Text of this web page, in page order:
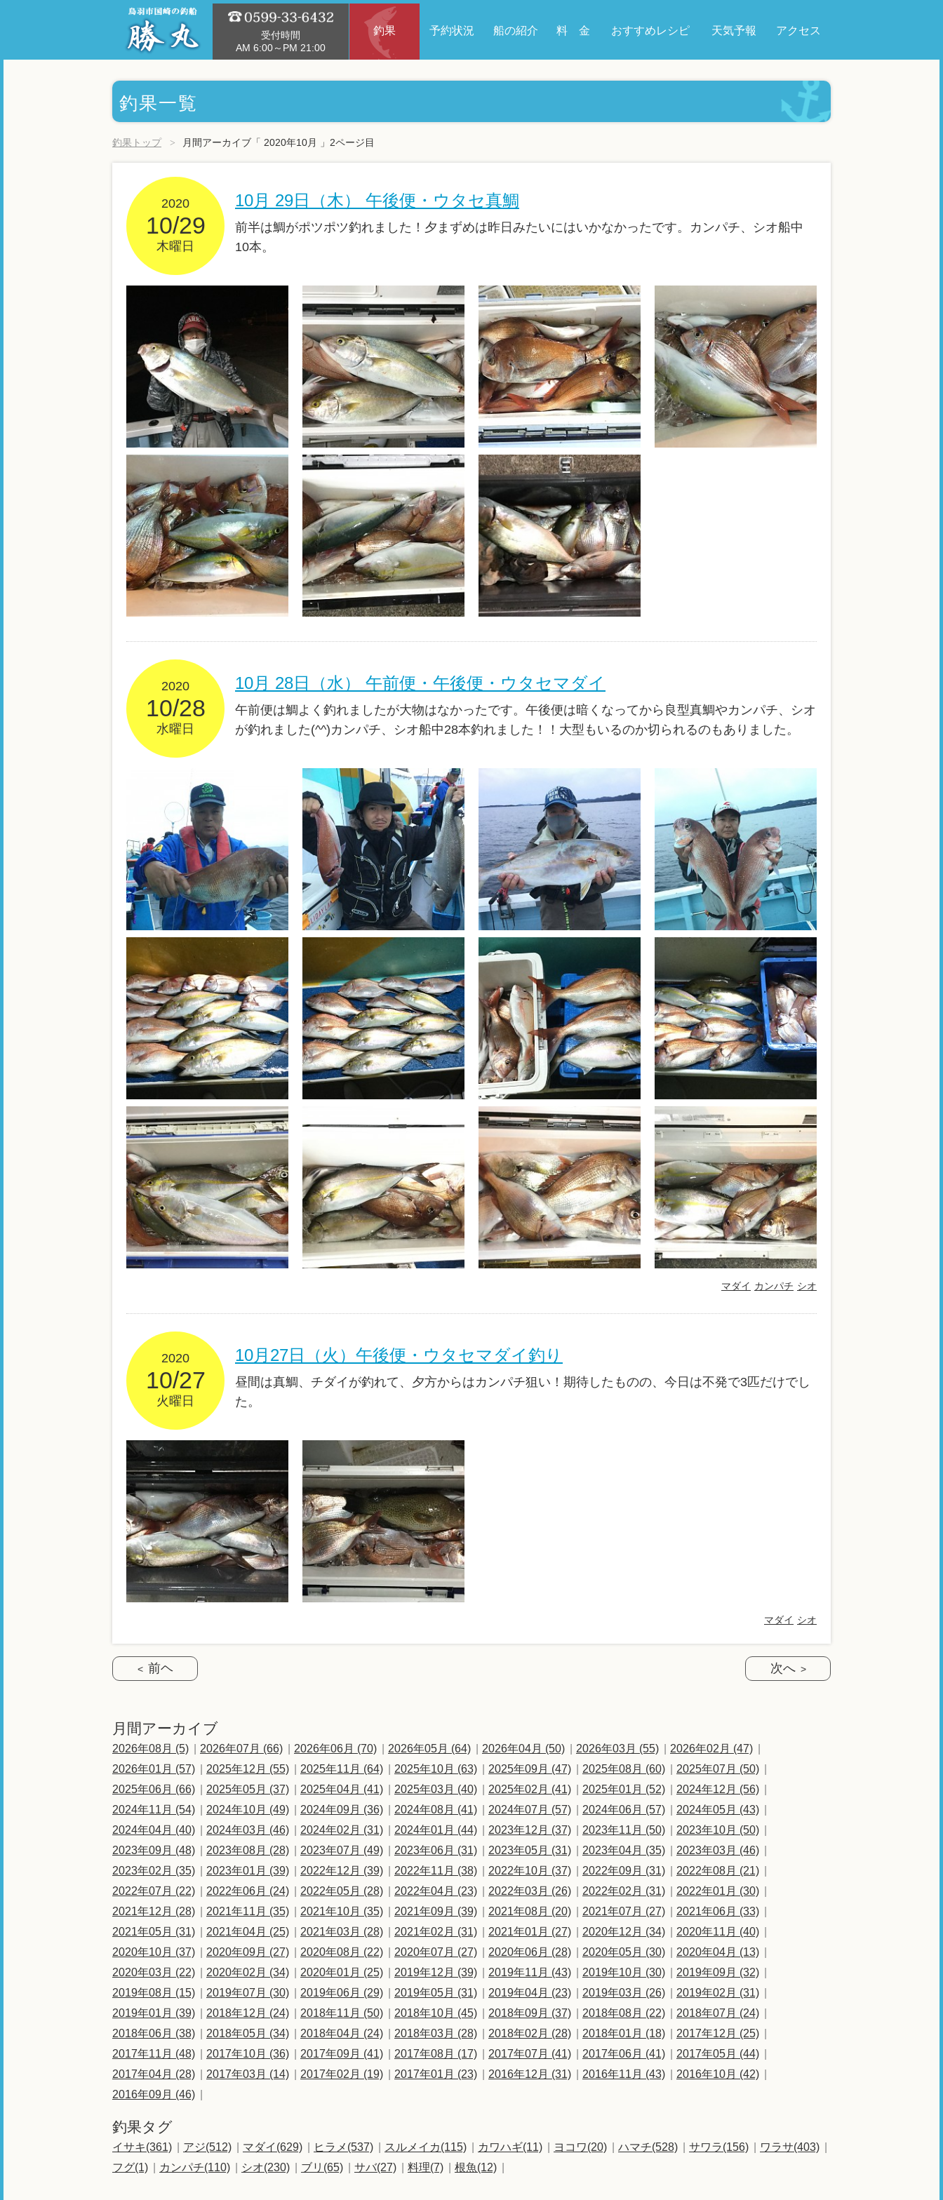
受付時間
AM 6:00～PM 21:00
釣果 予約状況 船の紹介 料 金 おすすめレシピ 天気予報 アクセス
釣果一覧
釣果トップ 月間アーカイブ「 2020年10月 」2ページ目
2020
10/29
木曜日
10月 29日（木） 午後便・ウタセ真鯛
前半は鯛がポツポツ釣れました！夕まずめは昨日みたいにはいかなかったです。カンパチ、シオ船中
10本。
2020
10/28
水曜日
10月 28日（水） 午前便・午後便・ウタセマダイ
午前便は鯛よく釣れましたが大物はなかったです。午後便は暗くなってから良型真鯛やカンパチ、シオ
が釣れました(^^)カンパチ、シオ船中28本釣れました！！大型もいるのか切られるのもありました。
マダイ カンパチ シオ
2020
10/27
火曜日
10月27日（火）午後便・ウタセマダイ釣り
昼間は真鯛、チダイが釣れて、夕方からはカンパチ狙い！期待したものの、今日は不発で3匹だけでし
た。
マダイ シオ
前ヘ 次へ
月間アーカイブ
2026年08月 (5) 2026年07月 (66) 2026年06月 (70) 2026年05月 (64) 2026年04月 (50) 2026年03月 (55)
2026年02月 (47)
2026年01月 (57)
2025年12月 (55) 2025年11月 (64) 2025年10月 (63) 2025年09月 (47) 2025年08月 (60)
2025年07月 (50)
2025年06月 (66)
2025年05月 (37) 2025年04月 (41) 2025年03月 (40) 2025年02月 (41) 2025年01月 (52)
2024年12月 (56)
2024年11月 (54)
2024年10月 (49) 2024年09月 (36) 2024年08月 (41) 2024年07月 (57) 2024年06月 (57)
2024年05月 (43)
2024年04月 (40)
2024年03月 (46) 2024年02月 (31) 2024年01月 (44) 2023年12月 (37) 2023年11月 (50)
2023年10月 (50)
2023年09月 (48)
2023年08月 (28) 2023年07月 (49) 2023年06月 (31) 2023年05月 (31) 2023年04月 (35)
2023年03月 (46)
2023年02月 (35)
2023年01月 (39) 2022年12月 (39) 2022年11月 (38) 2022年10月 (37) 2022年09月 (31)
2022年08月 (21)
2022年07月 (22)
2022年06月 (24) 2022年05月 (28) 2022年04月 (23) 2022年03月 (26) 2022年02月 (31)
2022年01月 (30)
2021年12月 (28)
2021年11月 (35) 2021年10月 (35) 2021年09月 (39) 2021年08月 (20) 2021年07月 (27)
2021年06月 (33)
2021年05月 (31)
2021年04月 (25) 2021年03月 (28) 2021年02月 (31) 2021年01月 (27) 2020年12月 (34)
2020年11月 (40)
2020年10月 (37)
2020年09月 (27) 2020年08月 (22) 2020年07月 (27) 2020年06月 (28) 2020年05月 (30)
2020年04月 (13)
2020年03月 (22)
2020年02月 (34) 2020年01月 (25) 2019年12月 (39) 2019年11月 (43) 2019年10月 (30)
2019年09月 (32)
2019年08月 (15)
2019年07月 (30) 2019年06月 (29) 2019年05月 (31) 2019年04月 (23) 2019年03月 (26)
2019年02月 (31)
2019年01月 (39)
2018年12月 (24) 2018年11月 (50) 2018年10月 (45) 2018年09月 (37) 2018年08月 (22)
2018年07月 (24)
2018年06月 (38)
2018年05月 (34) 2018年04月 (24) 2018年03月 (28) 2018年02月 (28) 2018年01月 (18)
2017年12月 (25)
2017年11月 (48)
2017年10月 (36) 2017年09月 (41) 2017年08月 (17) 2017年07月 (41) 2017年06月 (41)
2017年05月 (44)
2017年04月 (28)
2017年03月 (14) 2017年02月 (19) 2017年01月 (23) 2016年12月 (31) 2016年11月 (43)
2016年10月 (42)
2016年09月 (46)
釣果タグ
イサキ(361) アジ(512) マダイ(629) ヒラメ(537) スルメイカ(115) カワハギ(11) ヨコワ(20) ハマチ(528) サワラ(156)
ワラサ(403)
フグ(1)
カンパチ(110) シオ(230) ブリ(65) サバ(27) 料理(7) 根魚(12)